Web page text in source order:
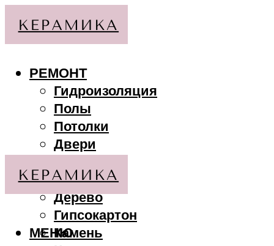
РЕМОНТ
Гидроизоляция
Полы
Потолки
Двери
МАТЕРИАЛЫ
Дерево
Гипсокартон
Камень
МЕНЮ